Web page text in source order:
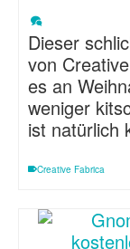
Dieser
von
es an
weniger
ist natürlich
Creative Fabrica